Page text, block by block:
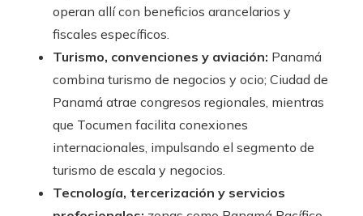
operan allí con beneficios arancelarios y
fiscales específicos.
Turismo, convenciones y aviación: Panamá
combina turismo de negocios y ocio; Ciudad de
Panamá atrae congresos regionales, mientras
que Tocumen facilita conexiones
internacionales, impulsando el segmento de
turismo de escala y negocios.
Tecnología, tercerización y servicios